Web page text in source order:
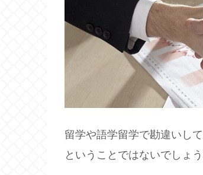
留学や語学留学で勘違いし
ということではないでしょう